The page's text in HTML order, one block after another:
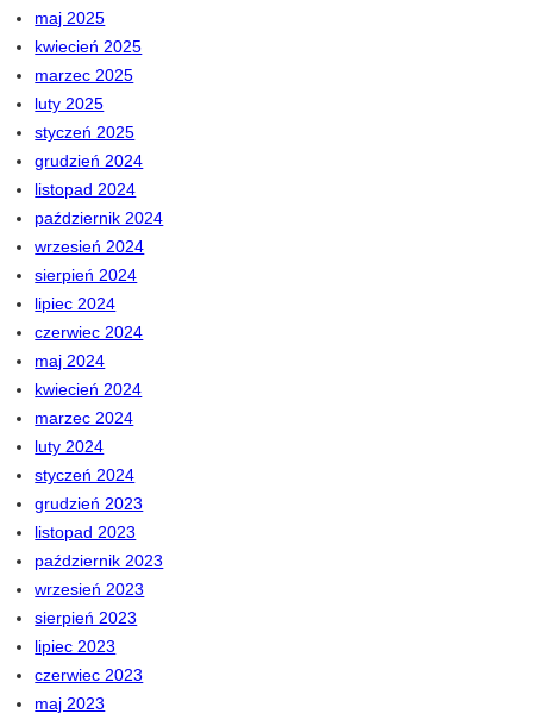
maj 2025
kwiecień 2025
marzec 2025
luty 2025
styczeń 2025
grudzień 2024
listopad 2024
październik 2024
wrzesień 2024
sierpień 2024
lipiec 2024
czerwiec 2024
maj 2024
kwiecień 2024
marzec 2024
luty 2024
styczeń 2024
grudzień 2023
listopad 2023
październik 2023
wrzesień 2023
sierpień 2023
lipiec 2023
czerwiec 2023
maj 2023